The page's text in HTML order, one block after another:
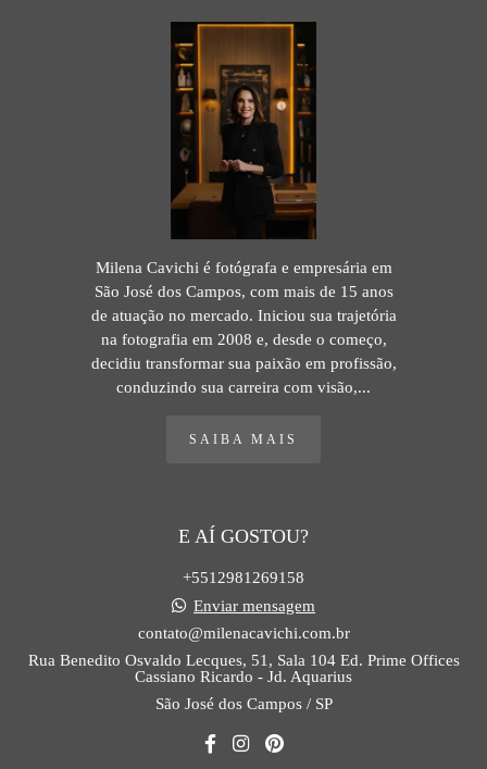
Milena Cavichi é fotógrafa e empresária em
São José dos Campos, com mais de 15 anos
de atuação no mercado. Iniciou sua trajetória
na fotografia em 2008 e, desde o começo,
decidiu transformar sua paixão em profissão,
conduzindo sua carreira com visão,...
SAIBA MAIS
E AÍ GOSTOU?
+5512981269158
Enviar mensagem
contato@milenacavichi.com.br
Rua Benedito Osvaldo Lecques, 51, Sala 104 Ed. Prime Offices
Cassiano Ricardo - Jd. Aquarius
São José dos Campos / SP